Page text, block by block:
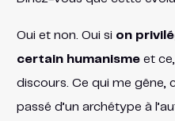
Oui et non. Oui si on
certain humanismeet ce,
discours. Ce qui me gêne,
passé d’un archétype à